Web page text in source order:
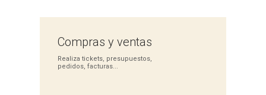
Comprasy ventas
Realiza tickets, presupuestos,
pedidos, facturas...